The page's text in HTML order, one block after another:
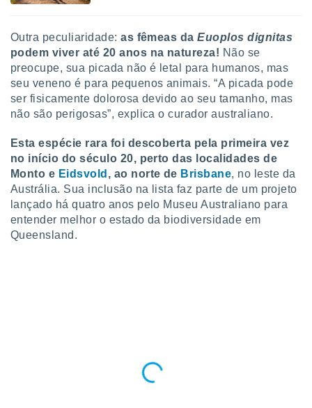
na
o
ou aceder
num
para
Outra peculiaridade:as fêmeas daEuoplos dignitas
podem viver até 20 anos na natureza! Não se
preocupe, sua picada não é letal para humanos, mas
seu veneno é para pequenos animais. “A picada pode
ser fisicamente dolorosa devido ao seu tamanho, mas
não são perigosas”, explica o curador australiano.
Esta espécie rara foi descoberta pela primeira vez
no início do século 20, perto das localidades de
Monto e Eidsvold , ao norte de Brisbane, no leste da
Austrália. Sua inclusão na lista faz parte de um projeto
lançado há quatro anos pelo Museu Australiano para
entender melhor o estado da biodiversidade em
Queensland.